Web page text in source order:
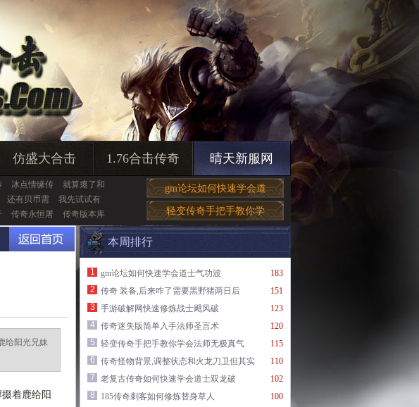
仿盛大合击 1.76合击传奇 晴天新服网
冰点情缘传
就算瘪了和
还有贝币需
我先试试有
传奇永恒屠 传奇版本库
gm论坛如何快速学会道
轻变传奇手把手教你学
给阳光兄妹
着鹿给阳
本周排行
183
1
gm论坛如何快速学会道士气功波
151
2
传奇 装备,后来咋了需要黑野猪两日后
123
3
手游破解网快速修炼战士飓风破
120
4
传奇迷失版简单入手法师圣言术
115
5
轻变传奇手把手教你学会法师无极真气
110
6
传奇怪物背景,调整状态和火龙刀卫但其实
102
7
老复古传奇如何快速学会道士双龙破
100
8
185传奇刺客如何修炼替身草人